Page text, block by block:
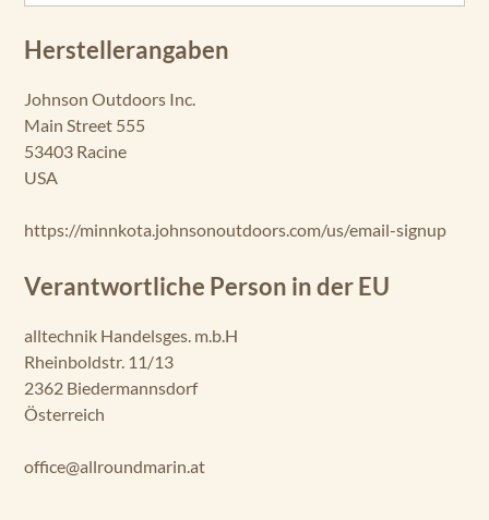
ax
70
Tr
ax
xis
de
an
so
m
40
Ri
Herstellerangaben
Johnson Outdoors Inc.
Main Street 555
53403 Racine
USA
https://minnkota.johnsonoutdoors.com/us/email-signup
Verantwortliche Person in der EU
alltechnik Handelsges. m.b.H
Rheinboldstr. 11/13
2362 Biedermannsdorf
Österreich
office@allroundmarin.at